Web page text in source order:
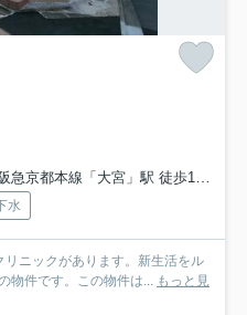
急京都本線「大宮」駅 徒歩10分
水
ニックがあります。新生活をル
物件です。この物件は... もっと見